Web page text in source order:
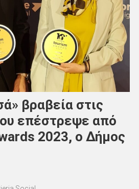
βραβεία στις
επέστρεψε από
2023, ο Δήμος